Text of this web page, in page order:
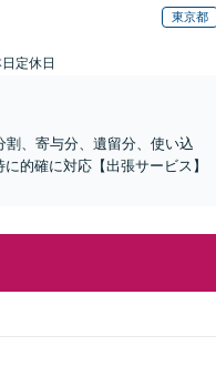
東京都
定休日
、寄与分、遺留分、使い込
的確に対応【出張サービス】